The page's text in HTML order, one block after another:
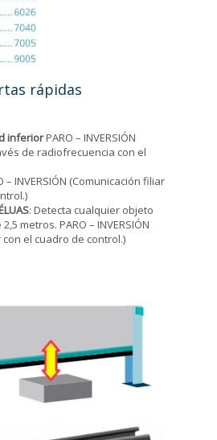
rápidas
inferiorPARO – INVERSIÓN
de radiofrecuencia con el
– INVERSIÓN (Comunicación filiar
: Detecta cualquier objeto
metros. PARO – INVERSIÓN
el cuadro de control.)